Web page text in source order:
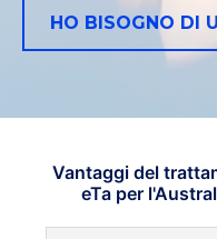
HO BISOGNO DI
Vantaggi del
eTa per